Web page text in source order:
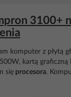
3100+
komputer z płytą
kartą
się procesora.